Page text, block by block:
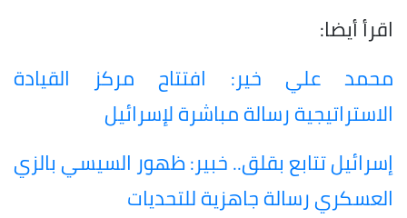
اقرأ أيضا:
محمد علي خير: افتتاح مركز القيادة
الاستراتيجية رسالة مباشرة لإسرائيل
إسرائيل تتابع بقلق.. خبير: ظهور السيسي بالزي
العسكري رسالة جاهزية للتحديات